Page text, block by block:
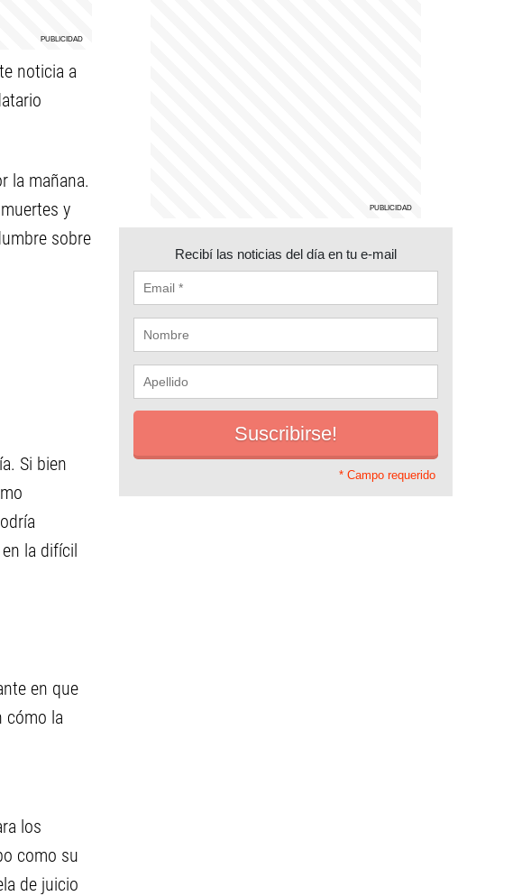
noticia a
la mañana.
y
sobre
Si bien
la difícil
en que
cómo la
los
como su
de juicio
Recibí las noticias del día en tu e-mail
* Campo requerido